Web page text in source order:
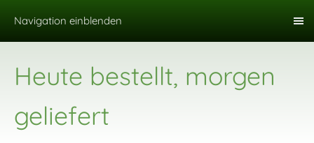
Navigation einblenden
Heute bestellt, morgen
geliefert